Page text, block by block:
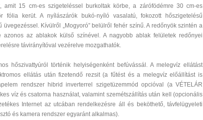
15 cm-es szigeteléssel burkoltak körbe, a zárófödémre 30 cm-es
fólia kerüt. A nyílászárók bukó-nyíló vasalatú, fokozott hőszigetelésű
Kívülről „Mogyoró” belülről fehér színű. A redőnyök szintén a
azonos az ablakok külső színével. A nagyobb ablak felületek redőnyei
távirányítóval vezérelve mozgathatók.
hőszivattyúról történik helyiségenként befúvássál. A melegvíz ellátást
ellátás után fizetendő rezsit (a fűtést és a melegvíz előállítást is
rendszer hibrid inverterrel szigetüzemmód opcióval (a VÉTELÁR
víz és csatorna használat, valamint szemétszállítás után kell (opcionális
Internet az utcában rendelkezésre áll és beköthető, távfelügyeleti
és kamera rendszer egyaránt alkalmas).